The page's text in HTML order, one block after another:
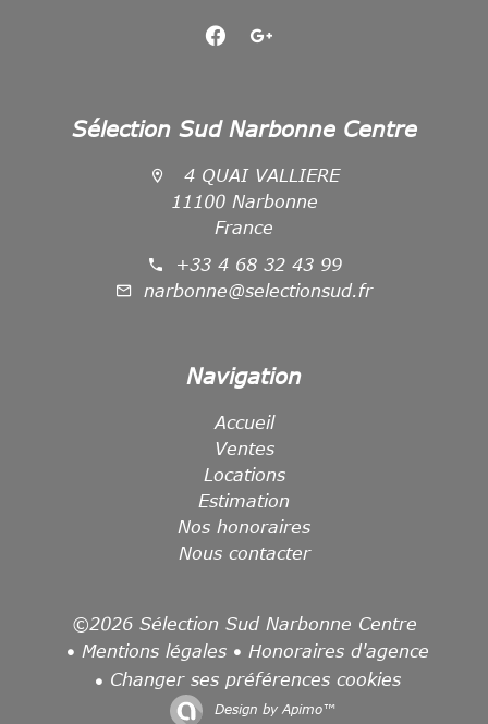
Sélection Sud Narbonne Centre
4 QUAI VALLIERE
11100 Narbonne
France
+33 4 68 32 43 99
narbonne@selectionsud.fr
Navigation
Accueil
Ventes
Locations
Estimation
Nos honoraires
Nous contacter
©2026 Sélection Sud Narbonne Centre
Mentions légales
Honoraires d'agence
Changer ses préférences cookies
Design by Apimo™